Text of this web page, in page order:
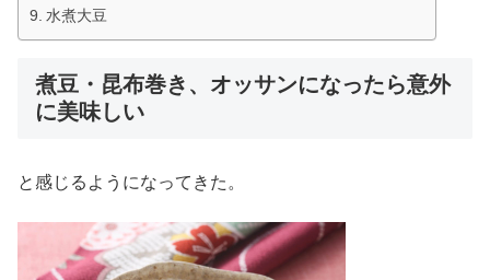
水煮大豆
煮豆・昆布巻き、オッサンになったら意外
に美味しい
と感じるようになってきた。